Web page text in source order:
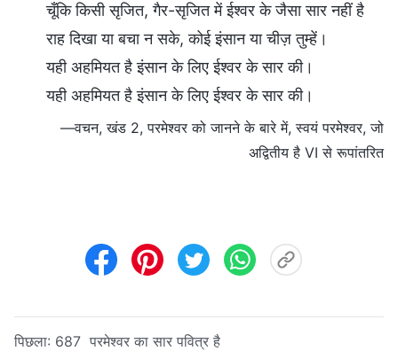
चूँकि किसी सृजित, गैर-सृजित में ईश्वर के जैसा सार नहीं है
राह दिखा या बचा न सके, कोई इंसान या चीज़ तुम्हें।
यही अहमियत है इंसान के लिए ईश्वर के सार की।
यही अहमियत है इंसान के लिए ईश्वर के सार की।
—वचन, खंड 2, परमेश्वर को जानने के बारे में, स्वयं परमेश्वर, जो
अद्वितीय है VI से रूपांतरित
पिछला: 687 परमेश्वर का सार पवित्र है